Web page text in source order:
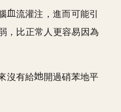
流灌注，進而可能引
，比正常人更容易因為
沒有給
開過硝苯地平